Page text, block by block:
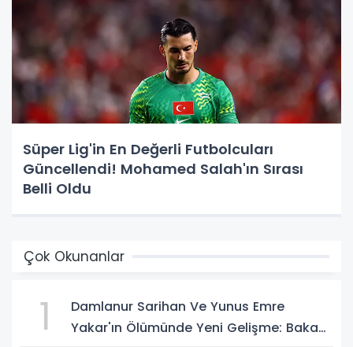
Süper Lig'in En Değerli Futbolcuları
Güncellendi! Mohamed Salah'ın Sırası
Belli Oldu
Çok Okunanlar
1
Damlanur Sarihan Ve Yunus Emre
Yakar'ın Ölümünde Yeni Gelişme: Bakan